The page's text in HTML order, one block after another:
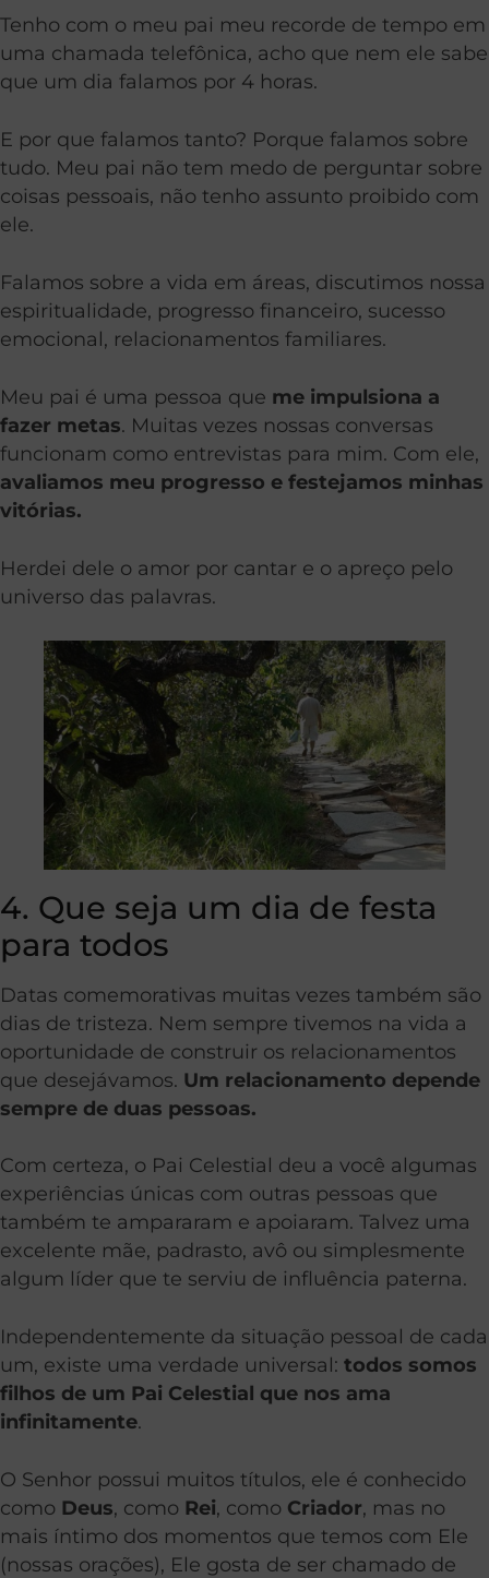
Tenho com o meu pai meu recorde de tempo em
uma chamada telefônica, acho que nem ele sabe
que um dia falamos por 4 horas.
E por que falamos tanto? Porque falamos sobre
tudo. Meu pai não tem medo de perguntar sobre
coisas pessoais, não tenho assunto proibido com
ele.
Falamos sobre a vida em áreas, discutimos nossa
espiritualidade, progresso financeiro, sucesso
emocional, relacionamentos familiares.
Meu pai é uma pessoa que me impulsiona a
fazer metas. Muitas vezes nossas conversas
funcionam como entrevistas para mim. Com ele,
avaliamos meu progresso e festejamos minhas
vitórias.
Herdei dele o amor por cantar e o apreço pelo
universo das palavras.
4. Que seja um dia de festa
para todos
Datas comemorativas muitas vezes também são
dias de tristeza. Nem sempre tivemos na vida a
oportunidade de construir os relacionamentos
que desejávamos. Um relacionamento depende
sempre de duas pessoas.
Com certeza, o Pai Celestial deu a você algumas
experiências únicas com outras pessoas que
também te ampararam e apoiaram. Talvez uma
excelente mãe, padrasto, avô ou simplesmente
algum líder que te serviu de influência paterna.
Independentemente da situação pessoal de cada
um, existe uma verdade universal: todos somos
filhos de um Pai Celestial que nos ama
infinitamente.
O Senhor possui muitos títulos, ele é conhecido
como Deus, como Rei, como Criador, mas no
mais íntimo dos momentos que temos com Ele
(nossas orações), Ele gosta de ser chamado de